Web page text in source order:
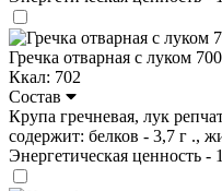
Гречка отварная с луком
Ккал: 702
Состав
Крупа гречневая, лук
содержит: белков - 3,7 г .,
Энергетическая ценность -